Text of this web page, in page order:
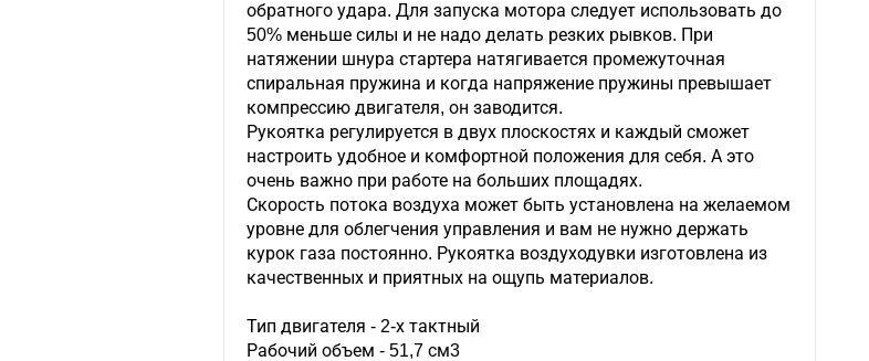
обратного удара. Для запуска мотора следует использовать до
50% меньше силы и не надо делать резких рывков. При
натяжении шнура стартера натягивается промежуточная
спиральная пружина и когда напряжение пружины превышает
компрессию двигателя, он заводится.
Рукоятка регулируется в двух плоскостях и каждый сможет
настроить удобное и комфортной положения для себя. А это
очень важно при работе на больших площадях.
Скорость потока воздуха может быть установлена на желаемом
уровне для облегчения управления и вам не нужно держать
курок газа постоянно. Рукоятка воздуходувки изготовлена из
качественных и приятных на ощупь материалов.
Тип двигателя - 2-х тактный
Рабочий объем - 51,7 см3